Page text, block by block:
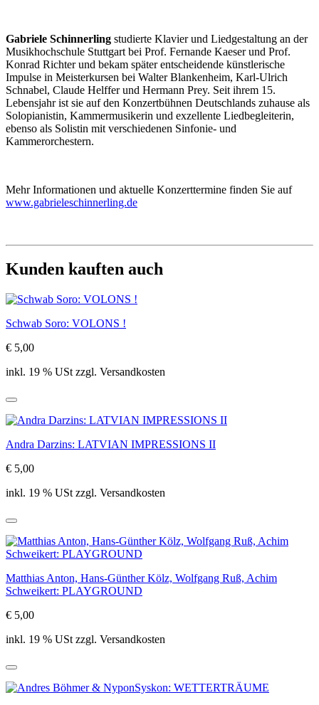
Gabriele Schinnerling studierte Klavier und Liedgestaltung an der
Musikhochschule Stuttgart bei Prof. Fernande Kaeser und Prof.
Konrad Richter und bekam später entscheidende künstlerische
Impulse in Meisterkursen bei Walter Blankenheim, Karl-Ulrich
Schnabel, Claude Helffer und Hermann Prey. Seit ihrem 15.
Lebensjahr ist sie auf den Konzertbühnen Deutschlands zuhause als
Solopianistin, Kammermusikerin und exzellente Liedbegleiterin,
ebenso als Solistin mit verschiedenen Sinfonie- und
Kammerorchestern.
Mehr Informationen und aktuelle Konzerttermine finden Sie auf
www.gabrieleschinnerling.de
Kunden kauften auch
Schwab Soro: VOLONS !
€ 5,00
inkl. 19 % USt zzgl. Versandkosten
Andra Darzins: LATVIAN IMPRESSIONS II
€ 5,00
inkl. 19 % USt zzgl. Versandkosten
Matthias Anton, Hans-Günther Kölz, Wolfgang Ruß, Achim
Schweikert: PLAYGROUND
€ 5,00
inkl. 19 % USt zzgl. Versandkosten